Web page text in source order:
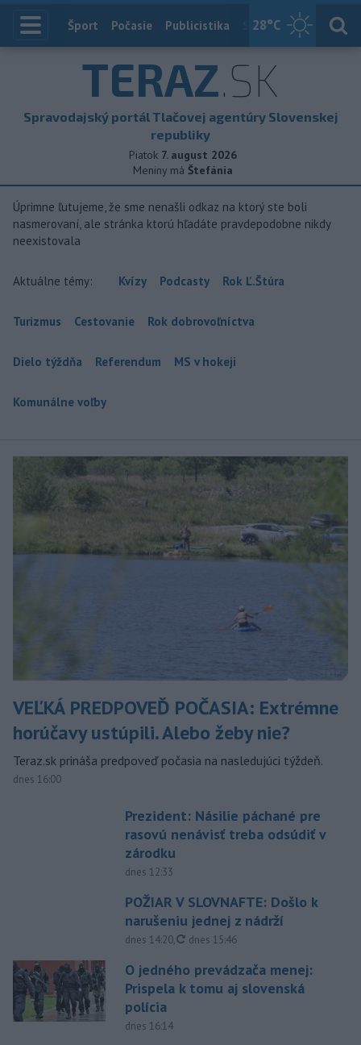
28°C
Index
Šport Počasie Publicistika Slovensko
TERAZ.SK
Spravodajský portál Tlačovej agentúry Slovenskej
republiky
Piatok 7. august 2026
Meniny má Štefánia
Úprimne ľutujeme, že sme nenašli odkaz na ktorý ste boli
nasmerovaní, ale stránka ktorú hľadáte pravdepodobne nikdy
neexistovala
Aktuálne témy: Kvízy Podcasty Rok Ľ.Štúra
Turizmus Cestovanie Rok dobrovoľníctva
Dielo týždňa Referendum MS v hokeji
Komunálne voľby
VEĽKÁ PREDPOVEĎ POČASIA: Extrémne
horúčavy ustúpili. Alebo žeby nie?
Teraz.sk prináša predpoveď počasia na nasledujúci týždeň.
dnes 16:00
Prezident: Násilie páchané pre
rasovú nenávisť treba odsúdiť v
zárodku
dnes 12:33
POŽIAR V SLOVNAFTE: Došlo k
narušeniu jednej z nádrží
dnes 14:20, aktualizované
dnes 15:46
O jedného prevádzača menej:
Prispela k tomu aj slovenská
polícia
dnes 16:14